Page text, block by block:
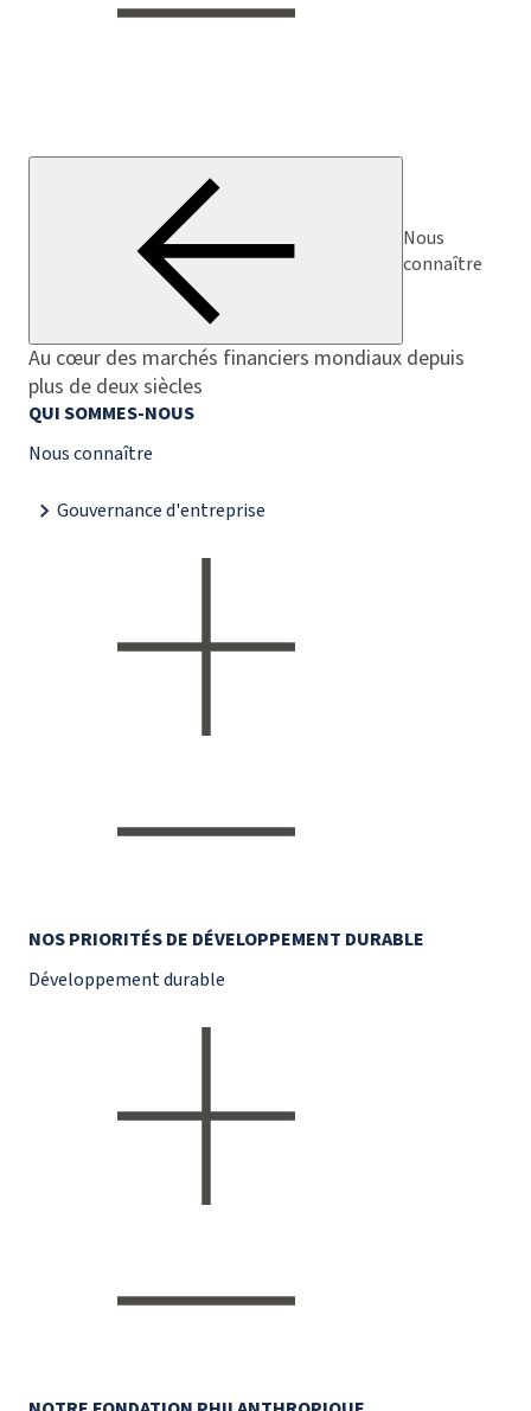
Nous
connaître
Au cœur des marchés financiers mondiaux depuis
plus de deux siècles
QUI SOMMES-NOUS
Nous connaître
Gouvernance d'entreprise
NOS PRIORITÉS DE DÉVELOPPEMENT DURABLE
Développement durable